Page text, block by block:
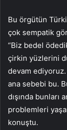
Bu örgütün
çok sempatik
“Biz bedel
çirkin yüzlerini
devam ediyoruz.
ana sebebi bu.
dışında bunları
problemleri
konuştu.